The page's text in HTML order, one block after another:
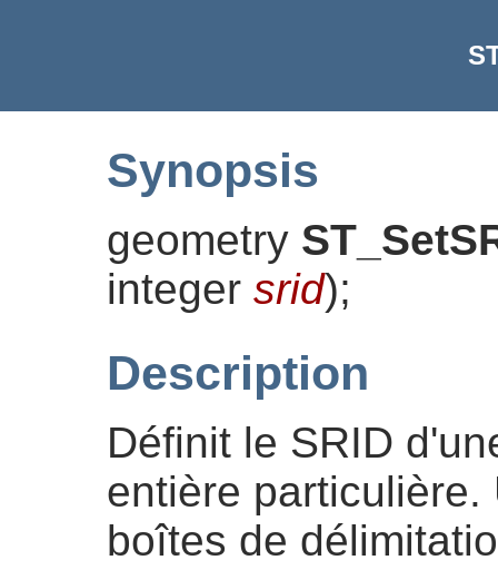
Synopsis
geometry
integer srid);
Description
Définit le SRID
entière
boîtes de